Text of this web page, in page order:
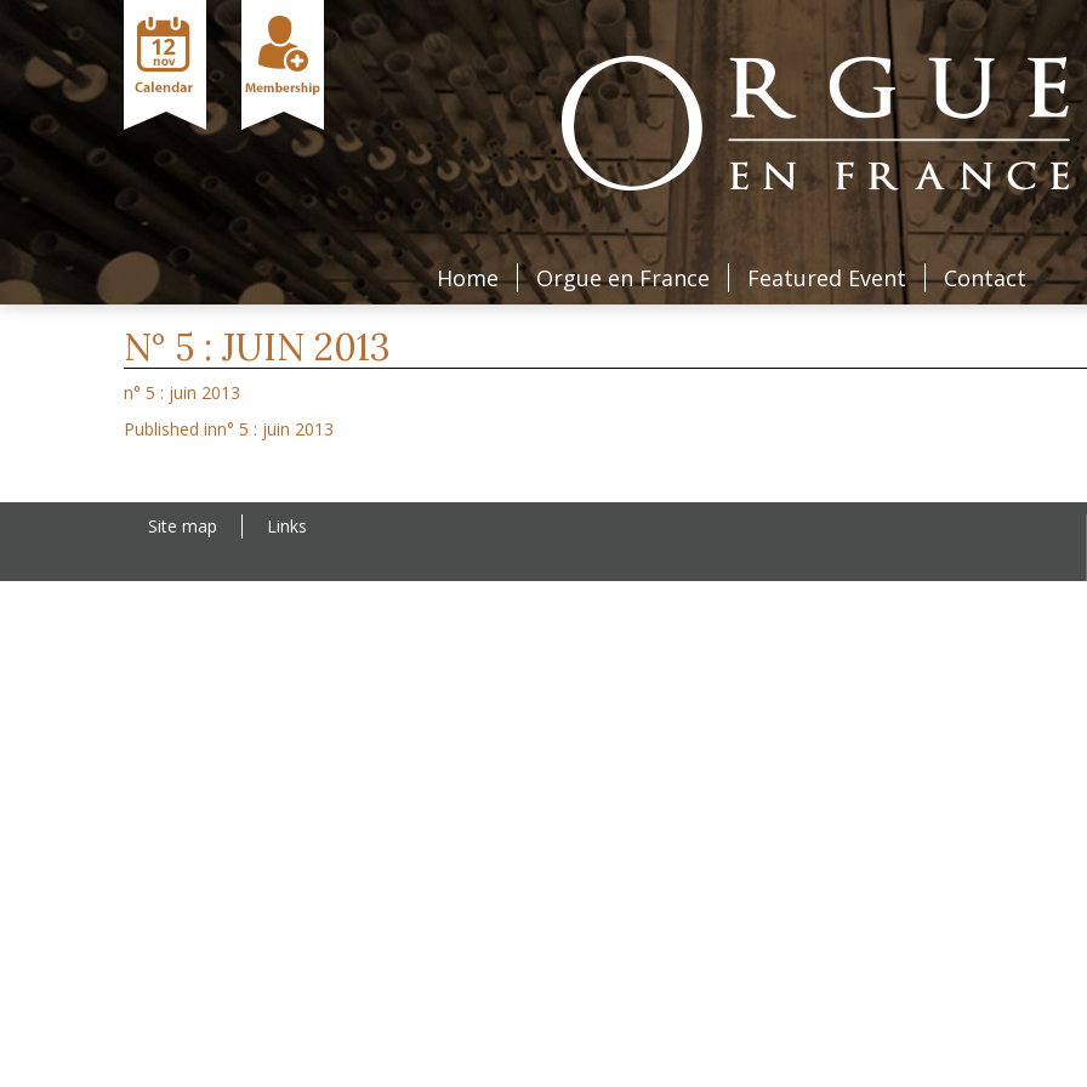
Home Orgue en France Featured Event Contact
N° 5 : JUIN 2013
n° 5 : juin 2013
Published inn° 5 : juin 2013
Site map
Links